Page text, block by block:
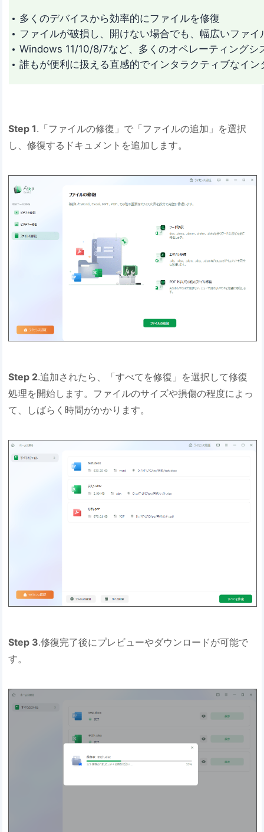
多くのデバイスから効率的にファイルを修復
ファイルが破損し、開けない場合でも、幅広いファイ
Windows 11/10/8/7など、多くのオペレーティングシ
誰もが便利に扱える直感的でインタラクティブなイン
Step 1.「ファイルの修復」で「ファイルの追加」を選択
し、修復するドキュメントを追加します。
Step 2.追加されたら、「すべてを修復」を選択して修復
処理を開始します。ファイルのサイズや損傷の程度によっ
て、しばらく時間がかかります。
Step 3.修復完了後にプレビューやダウンロードが可能で
す。